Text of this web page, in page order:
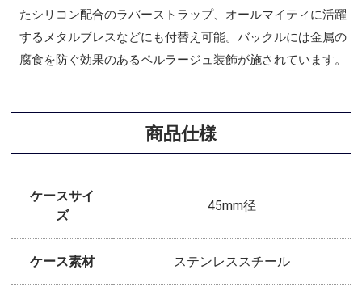
たシリコン配合のラバーストラップ、オールマイティに活躍
するメタルブレスなどにも付替え可能。バックルには金属の
腐食を防ぐ効果のあるペルラージュ装飾が施されています。
商品仕様
ケースサイ
ズ
45mm径
ケース素材 ステンレススチール